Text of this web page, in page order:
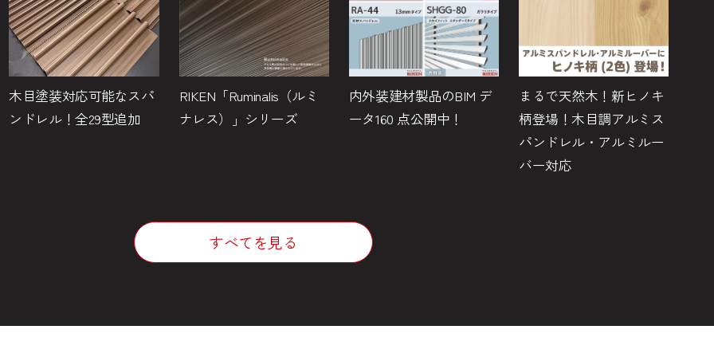
木目塗装対応可能なスパ
ンドレル！全29型追加
RIKEN「Ruminalis（ルミ
ナレス）」シリーズ
内外装建材製品のBIM デ
ータ160 点公開中！
まるで天然木！新ヒノキ
柄登場！木目調アルミス
パンドレル・アルミルー
バー対応
すべてを見る